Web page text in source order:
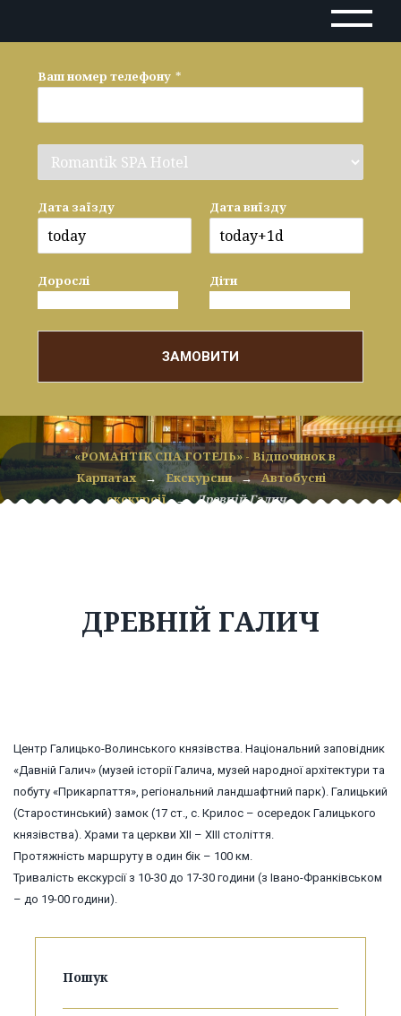
Ваш номер телефону *
Дата заїзду Дата виїзду
Дорослі Діти
ЗАМОВИТИ
«РОМАНТІК СПА ГОТЕЛЬ» - Відпочинок в
Карпатах → Екскурсии → Автобусні
екскурсії → Древній Галич
ДРЕВНІЙ ГАЛИЧ
Центр Галицько-Волинського князівства. Національний заповідник
«Давній Галич» (музей історії Галича, музей народної архітектури та
побуту «Прикарпаття», регіональний ландшафтний парк). Галицький
(Старостинський) замок (17 ст., с. Крилос – осередок Галицького
князівства). Храми та церкви XII – XIII століття.
Протяжність маршруту в один бік – 100 км.
Тривалість екскурсії з 10-30 до 17-30 години (з Івано-Франківськом
– до 19-00 години).
Пошук